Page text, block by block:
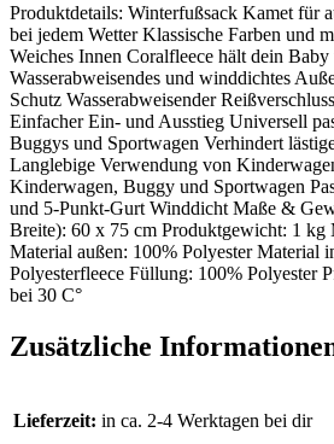
Produktdetails: Winterfußsack Kamet für
bei jedem Wetter Klassische Farben und
Weiches Innen Coralfleece hält dein
Wasserabweisendes und winddichtes
Schutz Wasserabweisender
Einfacher Ein- und Ausstieg Universell
Buggys und Sportwagen Verhindert
Langlebige Verwendung von
Kinderwagen, Buggy und Sportwagen
und 5-Punkt-Gurt Winddicht Maße &
Breite): 60 x 75 cm Produktgewicht: 1 kg
Material außen: 100% Polyester Material
Polyesterfleece Füllung: 100% Polyester
bei 30 C°
Zusätzliche
Lieferzeit: in ca. 2-4 Werktagen bei dir